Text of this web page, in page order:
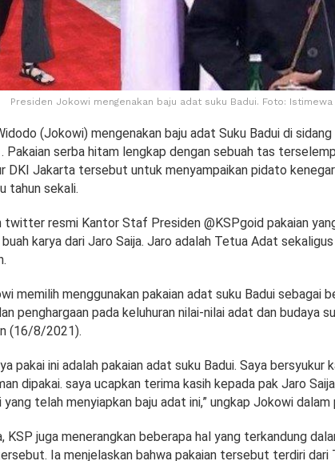
Presiden Jokowi mengenakan baju adat suku Badui. Foto: Istimewa
(Jokowi) mengenakan baju adat Suku Badui di sidang
Pakaian serba hitam lengkap dengan sebuah tas
DKI Jakarta tersebut untuk menyampaikan pidato
tahun sekali.
twitter resmi Kantor Staf Presiden @KSPgoid pakaian
karya dari Jaro Saija. Jaro adalah Tetua Adat
memilih menggunakan pakaian adat suku Badui sebagai
penghargaan pada keluhuran nilai-nilai adat dan budaya
(16/8/2021).
pakai ini adalah pakaian adat suku Badui. Saya bersyukur
dipakai. saya ucapkan terima kasih kepada pak Jaro
yang telah menyiapkan baju adat ini,” ungkap Jokowi dalam
KSP juga menerangkan beberapa hal yang terkandung
Ia menjelaskan bahwa pakaian tersebut terdiri dari